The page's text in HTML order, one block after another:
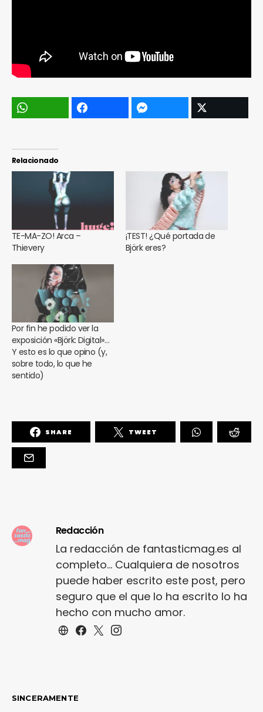
Relacionado
TE-MA-ZO! Arca –
Thievery
¡TEST! ¿Qué portada de
Björk eres?
Por fin he podido ver la
exposición «Björk: Digital»…
Y esto es lo que opino (y,
sobre todo, lo que he
sentido)
SHARE TWEET
Redacción
La redacción de fantasticmag.es al
completo... Cualquiera de nosotros
puede haber escrito este post, pero
seguro que el que lo ha escrito lo ha
hecho con mucho amor.
SINCERAMENTE